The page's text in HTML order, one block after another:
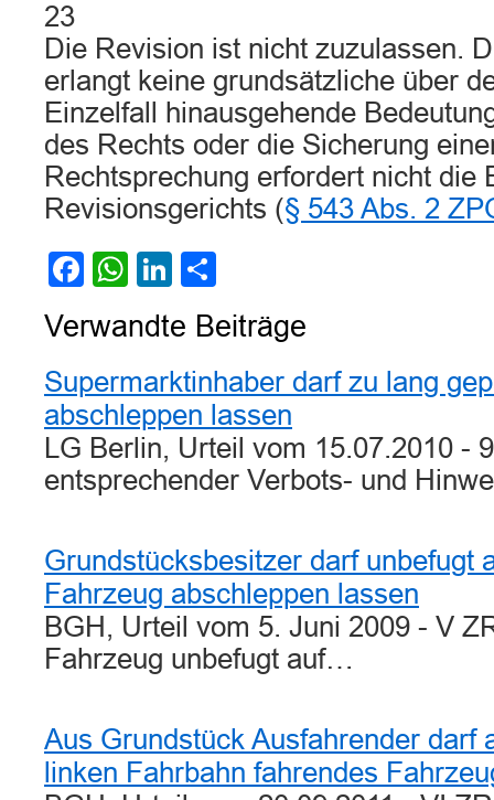
23
Die Revision ist nicht zuzulassen.
erlangt keine grundsätzliche über
Einzelfall hinausgehende
des Rechts oder die Sicherung
Rechtsprechung erfordert nicht die
Revisionsgerichts (§ 543 Abs. 2
Facebook
WhatsApp
LinkedIn
Verwandte Beiträge
Supermarktinhaber darf zu lang
abschleppen lassen
LG Berlin, Urteil vom 15.07.2010 -
entsprechender Verbots- und
Grundstücksbesitzer darf unbefugt
Fahrzeug abschleppen lassen
BGH, Urteil vom 5. Juni 2009 - V
Fahrzeug unbefugt auf…
Aus Grundstück Ausfahrender darf
linken Fahrbahn fahrendes